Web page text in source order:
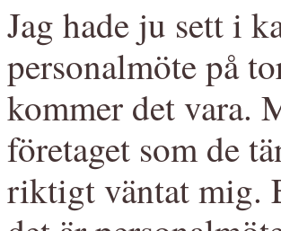
Jag hade ju sett i
personalmöte på
kommer det vara.
företaget som de
riktigt väntat mig.